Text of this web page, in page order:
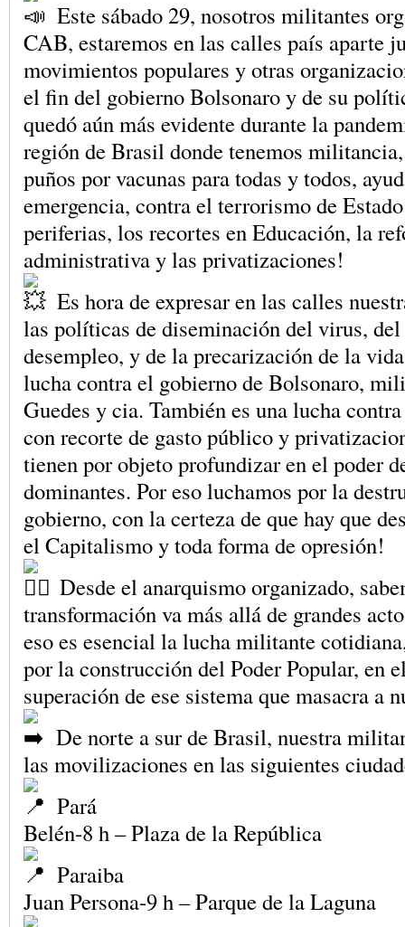
Este sábado 29, nosotros militantes
CAB, estaremos en las calles país aparte
movimientos populares y otras
el fin del gobierno Bolsonaro y de su
quedó aún más evidente durante la
región de Brasil donde tenemos
puños por vacunas para todas y todos,
emergencia, contra el terrorismo de
periferias, los recortes en Educación, la
administrativa y las privatizaciones!
Es hora de expresar en las calles
las políticas de diseminación del virus,
desempleo, y de la precarización de la
lucha contra el gobierno de Bolsonaro,
Guedes y cia. También es una lucha
con recorte de gasto público y
tienen por objeto profundizar en el poder
dominantes. Por eso luchamos por la
gobierno, con la certeza de que hay que
el Capitalismo y toda forma de opresión!
Desde el anarquismo organizado,
transformación va más allá de grandes
eso es esencial la lucha militante
por la construcción del Poder Popular, en
superación de ese sistema que masacra a
De norte a sur de Brasil, nuestra
las movilizaciones en las siguientes
Pará
Belén-8 h – Plaza de la República
Paraiba
Juan Persona-9 h – Parque de la Laguna